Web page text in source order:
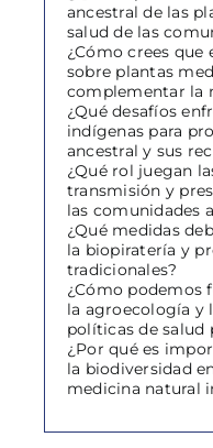
ancestral de las
salud de las
¿Cómo crees
sobre plantas
complementar la
¿Qué desafíos
indígenas para
ancestral y sus
¿Qué rol juegan
transmisión y
las comunidades
¿Qué medidas
la biopiratería y
tradicionales?
¿Cómo podemos
la agroecología y
políticas de salud
¿Por qué es
la biodiversidad
medicina natural